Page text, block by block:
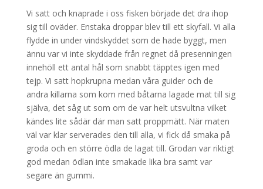
Vi satt och knaprade i oss fisken började det dra ihop
sig till oväder. Enstaka droppar blev till ett skyfall. Vi alla
flydde in under vindskyddet som de hade byggt, men
ännu var vi inte skyddade från regnet då presenningen
innehöll ett antal hål som snabbt täpptes igen med
tejp. Vi satt hopkrupna medan våra guider och de
andra killarna som kom med båtarna lagade mat till sig
själva, det såg ut som om de var helt utsvultna vilket
kändes lite sådär där man satt proppmätt. När maten
väl var klar serverades den till alla, vi fick då smaka på
groda och en större ödla de lagat till. Grodan var riktigt
god medan ödlan inte smakade lika bra samt var
segare än gummi.